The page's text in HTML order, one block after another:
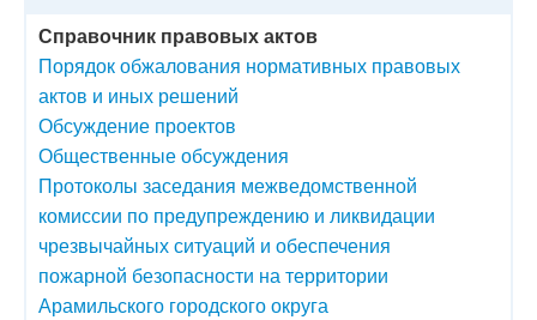
Справочник правовых актов
Порядок обжалования нормативных правовых
актов и иных решений
Обсуждение проектов
Общественные обсуждения
Протоколы заседания межведомственной
комиссии по предупреждению и ликвидации
чрезвычайных ситуаций и обеспечения
пожарной безопасности на территории
Арамильского городского округа